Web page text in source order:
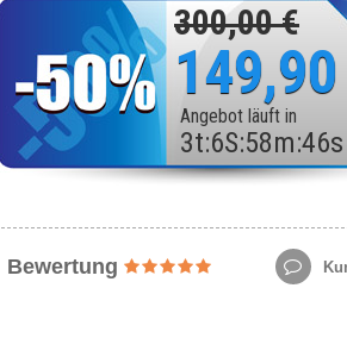
300,00 €
Angebot läuft in
3t:6S:58m:44s
Bewertung